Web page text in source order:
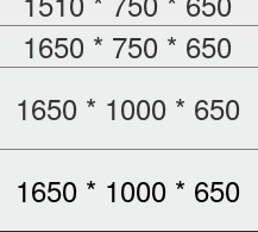
1650 * 750 * 650
1650 * 1000 * 650
1650 * 1000 * 650